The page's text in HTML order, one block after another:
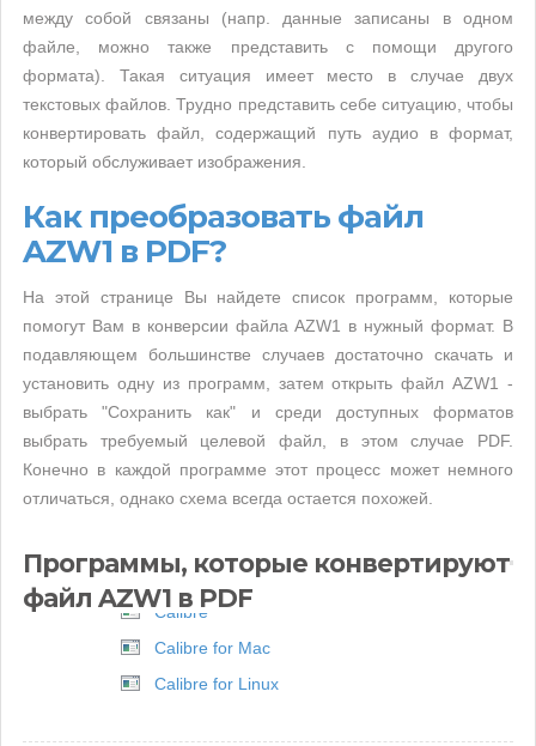
между собой связаны (напр. данные записаны в одном
файле, можно также представить с помощи другого
формата). Такая ситуация имеет место в случае двух
текстовых файлов. Трудно представить себе ситуацию, чтобы
конвертировать файл, содержащий путь аудио в формат,
который обслуживает изображения.
Как преобразовать файл
AZW1 в PDF?
На этой странице Вы найдете список программ, которые
помогут Вам в конверсии файла AZW1 в нужный формат. В
подавляющем большинстве случаев достаточно скачать и
установить одну из программ, затем открыть файл AZW1 -
выбрать "Сохранить как" и среди доступных форматов
выбрать требуемый целевой файл, в этом случае PDF.
Конечно в каждой программе этот процесс может немного
отличаться, однако схема всегда остается похожей.
Программы, которые конвертируют
файл AZW1 в PDF
Calibre
Calibre for Mac
Calibre for Linux